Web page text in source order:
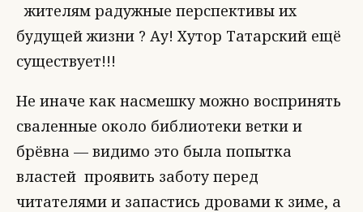
жителям радужные перспективы их
будущей жизни ? Ау! Хутор Татарский ещё
существует!!!
Не иначе как насмешку можно воспринять
сваленные около библиотеки ветки и
брёвна — видимо это была попытка
властей проявить заботу перед
читателями и запастись дровами к зиме, а